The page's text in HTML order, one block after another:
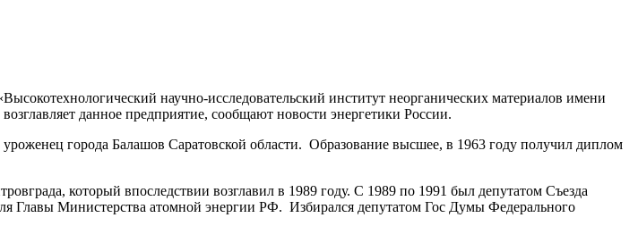
научно-исследовательский институт неорганических материалов имени
данное предприятие, сообщают новости энергетики России.
города Балашов Саратовской области. Образование высшее, в 1963 году получил диплом
который впоследствии возглавил в 1989 году. С 1989 по 1991 был депутатом Съезда
Министерства атомной энергии РФ. Избирался депутатом Гос Думы Федерального